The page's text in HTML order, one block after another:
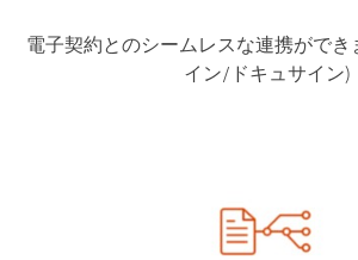
電子契約とのシームレスな連携ができ
イン/ドキュサイン)